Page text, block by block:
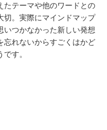
たテーマや他のワードとの
切。実際にマインドマップ
いつかなかった新しい発想
忘れないからすごくはかど
す。